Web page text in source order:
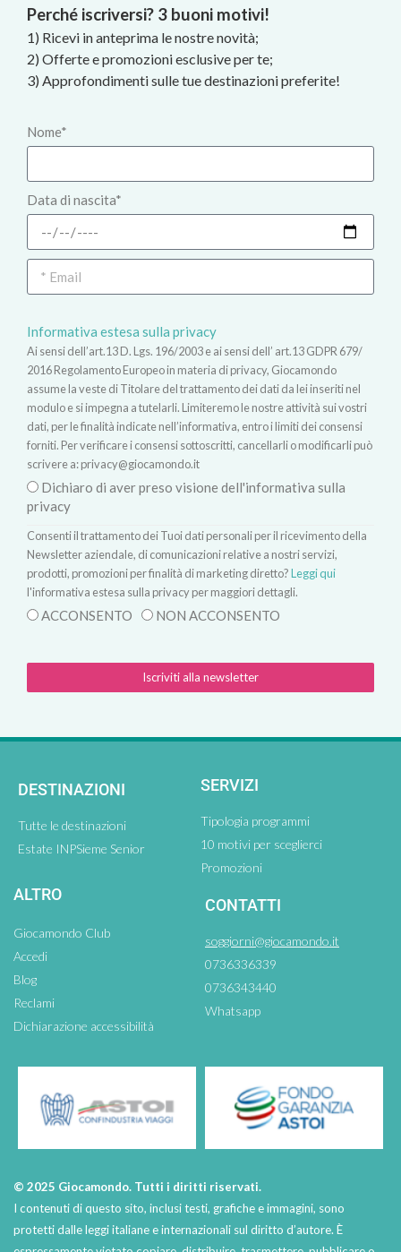
Perché iscriversi? 3 buoni motivi!
1) Ricevi in anteprima le nostre novità;
2) Offerte e promozioni esclusive per te;
3) Approfondimenti sulle tue destinazioni preferite!
Nome*
Data di nascita*
Informativa estesa sulla privacy
Ai sensi dell’art.13 D. Lgs. 196/2003 e ai sensi dell’ art.13 GDPR 679/
2016 Regolamento Europeo in materia di privacy, Giocamondo
assume la veste di Titolare del trattamento dei dati da lei inseriti nel
modulo e si impegna a tutelarli. Limiteremo le nostre attività sui vostri
dati, per le finalità indicate nell’informativa, entro i limiti dei consensi
forniti. Per verificare i consensi sottoscritti, cancellarli o modificarli può
scrivere a:privacy@giocamondo.it
Dichiaro di aver preso visione dell'informativa sulla
privacy
Consenti il trattamento dei Tuoi dati personali per il ricevimento della
Newsletter aziendale, di comunicazioni relative a nostri servizi,
prodotti, promozioni per finalità di marketing diretto?Leggi qui
l'informativa estesa sulla privacy per maggiori dettagli.
ACCONSENTO NON ACCONSENTO
Iscriviti alla newsletter
DESTINAZIONI
Tutte le destinazioni
Estate INPSieme Senior
SERVIZI
Tipologia programmi
10 motivi per sceglierci
Promozioni
ALTRO
Giocamondo Club
Accedi
Blog
Reclami
Dichiarazione accessibilità
CONTATTI
soggiorni@giocamondo.it
0736336339
0736343440
Whatsapp
© 2025 Giocamondo. Tutti i diritti riservati.
I contenuti di questo sito, inclusi testi, grafiche e immagini, sono
protetti dalle leggi italiane e internazionali sul diritto d’autore. È